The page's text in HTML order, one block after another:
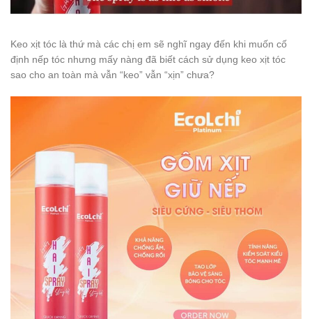
Keo xịt tóc là thứ mà các chị em sẽ nghĩ ngay đến khi muốn cố
định nếp tóc nhưng mấy nàng đã biết cách sử dụng keo xịt tóc
sao cho an toàn mà vẫn “keo” vẫn “xịn” chưa?